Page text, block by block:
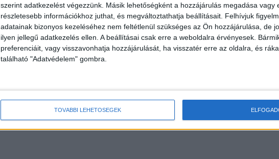
szerint adatkezelést végezzünk. Másik lehetőségként a hozzájárulás megadása vagy
részletesebb információkhoz juthat, és megváltoztathatja beállításait. Felhívjuk
adatainak bizonyos kezeléséhez nem feltétlenül szükséges az Ön hozzájárulása, de
ilyen jellegű adatkezelés ellen. A beállításai csak erre a weboldalra érvényesek.
preferenciáit, vagy visszavonhatja hozzájárulását, ha visszatér erre az oldalra, és
található "Adatvédelem" gombra.
TOVÁBBI LEHETŐSÉGEK